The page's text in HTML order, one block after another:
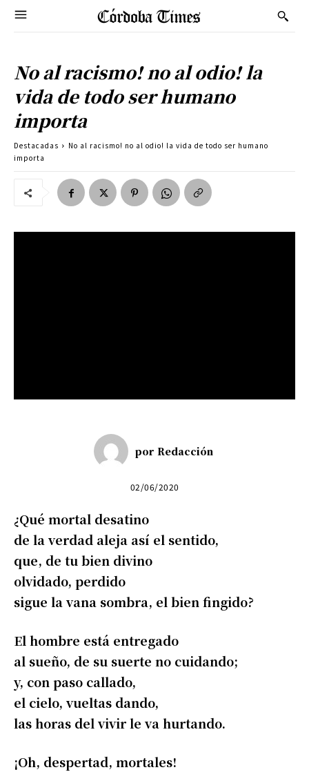
No al racismo! no al odio! la
vida de todo ser humano
importa
Destacadas
No al racismo! no al odio! la vida de todo ser humano
importa
por Redacción
02/06/2020
¿Qué mortal desatino
de la verdad aleja así el sentido,
que, de tu bien divino
olvidado, perdido
sigue la vana sombra, el bien fingido?
El hombre está entregado
al sueño, de su suerte no cuidando;
y, con paso callado,
el cielo, vueltas dando,
las horas del vivir le va hurtando.
¡Oh, despertad, mortales!